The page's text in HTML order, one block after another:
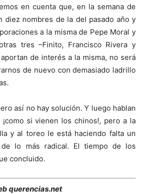
en cuenta que, en la semana de
diez nombres de la del pasado año y
a la misma de Pepe Moral y
tres –Finito, Francisco Rivera y
de interés a la misma, no será
de nuevo con demasiado ladrillo
así no hay solución. Y luego hablan
si vienen los chinos!, pero a la
y al toreo le está haciendo falta un
lo más radical. El tiempo de los
concluido.
querencias.net